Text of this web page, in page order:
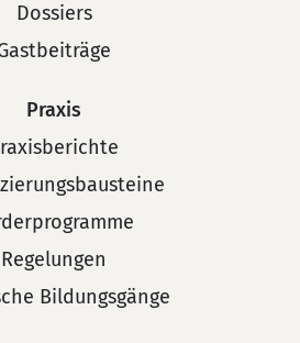
Dossiers
Praxis
Regelungen
Bildungsgänge